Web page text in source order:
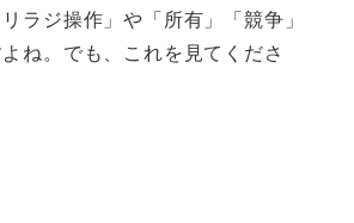
ラジ操作」や「所有」「競争」
ね。でも、これを見てくださ